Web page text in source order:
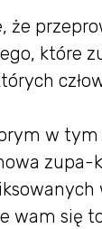
że
które
w
zupa-
wam się